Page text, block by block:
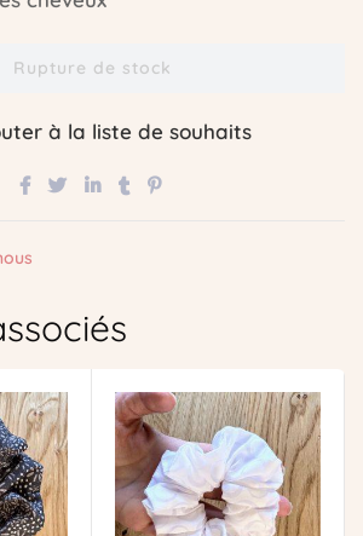
Rupture de stock
à la liste de souhaits